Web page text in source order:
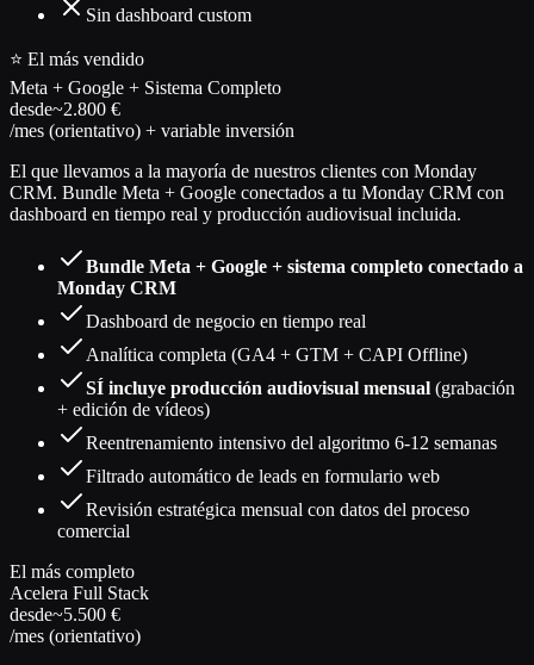
Sin dashboard custom
⭐ El más vendido
Meta + Google + Sistema Completo
desde~2.800 €
/mes (orientativo) + variable inversión
El que llevamos a la mayoría de nuestros clientes con Monday
CRM. Bundle Meta + Google conectados a tu Monday CRM con
dashboard en tiempo real y producción audiovisual incluida.
Bundle Meta + Google + sistema completo conectado a
Monday CRM
Dashboard de negocio en tiempo real
Analítica completa (GA4 + GTM + CAPI Offline)
SÍ incluye producción audiovisual mensual (grabación
+ edición de vídeos)
Reentrenamiento intensivo del algoritmo 6-12 semanas
Filtrado automático de leads en formulario web
Revisión estratégica mensual con datos del proceso
comercial
El más completo
Acelera Full Stack
desde~5.500 €
/mes (orientativo)